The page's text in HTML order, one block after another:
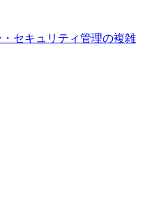
セキュリティ管理の複雑